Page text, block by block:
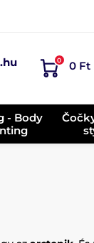
0 0 Ft
- Body